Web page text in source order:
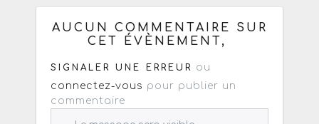
: mail / forum / réseau social
AUCUN COMMENTAIRE SUR
CET ÉVÈNEMENT,
SIGNALER UNE ERREUR
ou
connectez-vous pour publier un
commentaire